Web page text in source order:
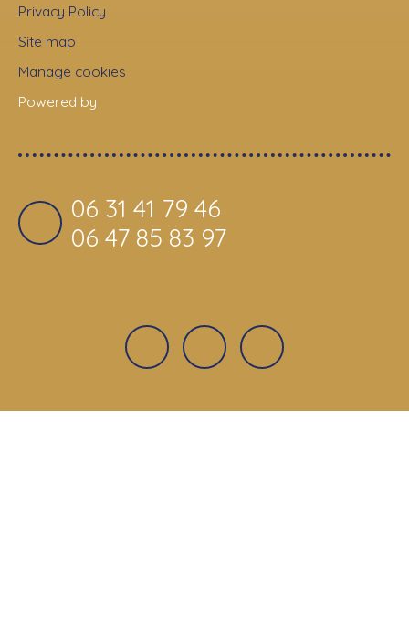
Privacy Policy
Site map
Manage cookies
Powered by
06 31 41 79 46
06 47 85 83 97